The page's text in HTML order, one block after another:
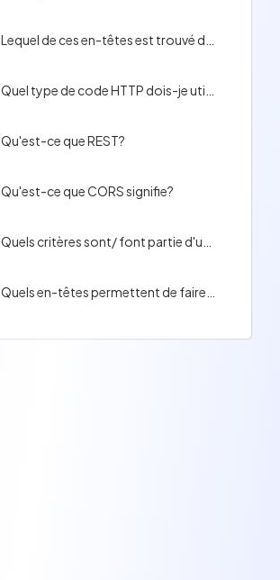
Qu'est-ce que REST?
Qu'est-ce que CORS signifie?